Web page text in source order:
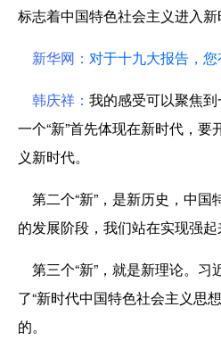
标志着中国特色社会主义进入新
新华网： 对于十九大报告，
韩庆祥： 我的感受可以聚焦到
一个“新”首先体现在新时代，
义新时代。
第二个“新”，是新历史，中国
的发展阶段，我们站在实现强起
第三个“新”，就是新理论。习
了“新时代中国特色社会主义思
的。